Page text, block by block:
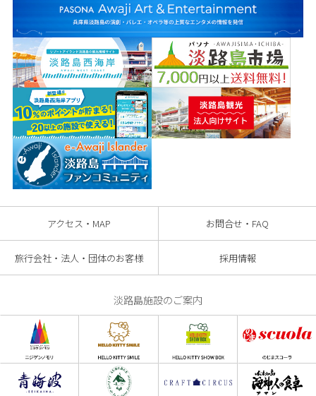
アクセス・MAP お問合せ・FAQ
旅行会社・法人・団体のお客様 採用情報
淡路島施設のご案内